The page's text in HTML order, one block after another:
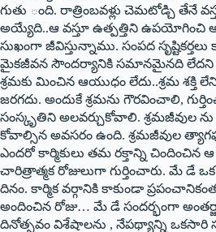
గుతు ంది. రాత్రింబవళ్లు చెమటోడ్చి తేనే
అయ్యేది..ఆ వస్తూ ఉత్పత్తిని ఉపయోగించి
సుఖంగా జీవిస్తున్నాము. సంపద సృష్టికర్తలు
మైకజీవన సౌందర్యానికి సమానమైనది లేదని ‘‘
శ్రమకు మించిన ఆయుధం లేదు..శ్రమ శక్తి
జరగదు. అందుకే శ్రమను గౌరవించాలి,
సంస్కృతిని అలవర్చుకోవాలి. శ్రమజీవుల
కోవాల్సిన అవసరం ఉంది. శ్రమజీవుల
ఎందరో కార్మికులు తమ రక్తాన్ని చిందించిన ఆ
చారిత్రాత్మక రోజులుగా గుర్తించారు. మే డే
దినం. కార్మిక వర్గానికి కాకుండా
అందించిన రోజు… మే డే సందర్భంగా
దినోత్సవం విశేషాలను , నేపథ్యాన్ని ఒకసారి